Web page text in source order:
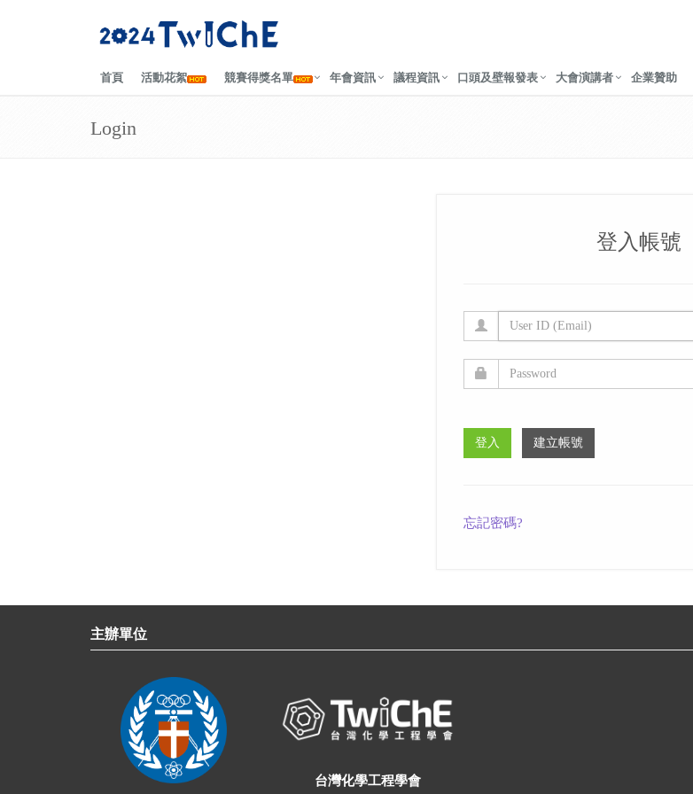
首頁 活動花絮 競賽得獎名單 年會資訊 議程資訊 口頭及壁報發表 大會演講者 企業贊助
Login
登入帳號
忘記密碼?
主辦單位
台灣化學工程學會